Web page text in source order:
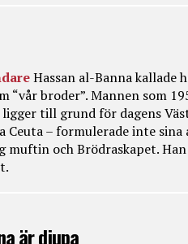
Hassan al-Banna kallade
“vår broder”. Mannen som
till grund för dagens
Ceuta – formulerade inte sina
muftin och Brödraskapet.
är djupa